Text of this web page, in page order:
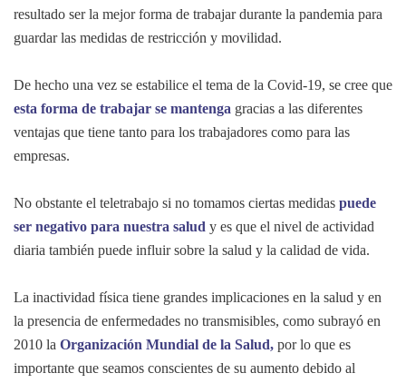
resultado ser la mejor forma de trabajar durante la pandemia para
guardar las medidas de restricción y movilidad.
De hecho una vez se estabilice el tema de la Covid-19, se cree que
esta forma de trabajar se mantenga gracias a las diferentes
ventajas que tiene tanto para los trabajadores como para las
empresas.
No obstante el teletrabajo si no tomamos ciertas medidas puede
ser negativo para nuestra salud y es que el nivel de actividad
diaria también puede influir sobre la salud y la calidad de vida.
La inactividad física tiene grandes implicaciones en la salud y en
la presencia de enfermedades no transmisibles, como subrayó en
2010 la Organización Mundial de la Salud, por lo que es
importante que seamos conscientes de su aumento debido al